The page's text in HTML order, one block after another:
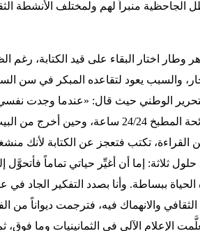
الجاحظية منبراً لهم ولمختلف الأنشطة
وطار اختار البقاء على قيد الكتابة، رغم
الوطني حيث قال: «عندما وجدت
البيت أشم رائحة المطبخ 24/24 ساعة،
القراءة، تكتب فتعجز عن الكتابة لأنك
ثلاثة: إما أن أغيِّر حياتي تماماً
ببساطة. وأنا بصدد التفكير الجاد في
الثقافي والانهماك فيه، فترجمت ديواناً